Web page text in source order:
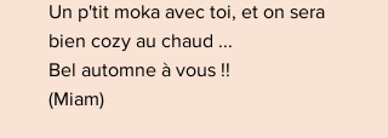
Un p'tit moka avec toi, et on sera
bien cozy au chaud ...
Bel automne à vous !!
(Miam)